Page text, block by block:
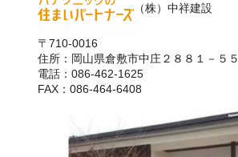
（株）中祥建設
〒710-0016
住所：岡山県倉敷市中庄２８８１－５５
電話：086-462-1625
FAX：086-464-6408